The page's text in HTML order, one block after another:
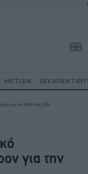
METLEN
για την ΑΜΚ της ΔΕΗ
για την